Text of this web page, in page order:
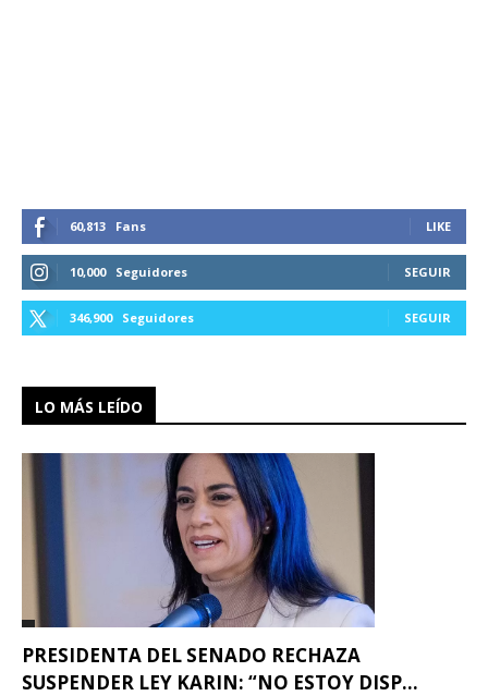
60,813 Fans LIKE
10,000 Seguidores SEGUIR
346,900 Seguidores SEGUIR
LO MÁS LEÍDO
PRESIDENTA DEL SENADO RECHAZA
SUSPENDER LEY KARIN: “NO ESTOY DISP...